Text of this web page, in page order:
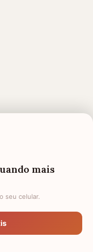
MINHA MÃE
DOENTE
mais
seu celular.